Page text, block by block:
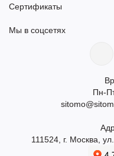
Сертификаты
Мы в соцсетях
Пн-
111524, г. Москва,